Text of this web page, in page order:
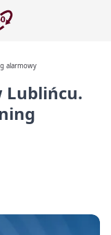
alarmowy
Lublińcu.